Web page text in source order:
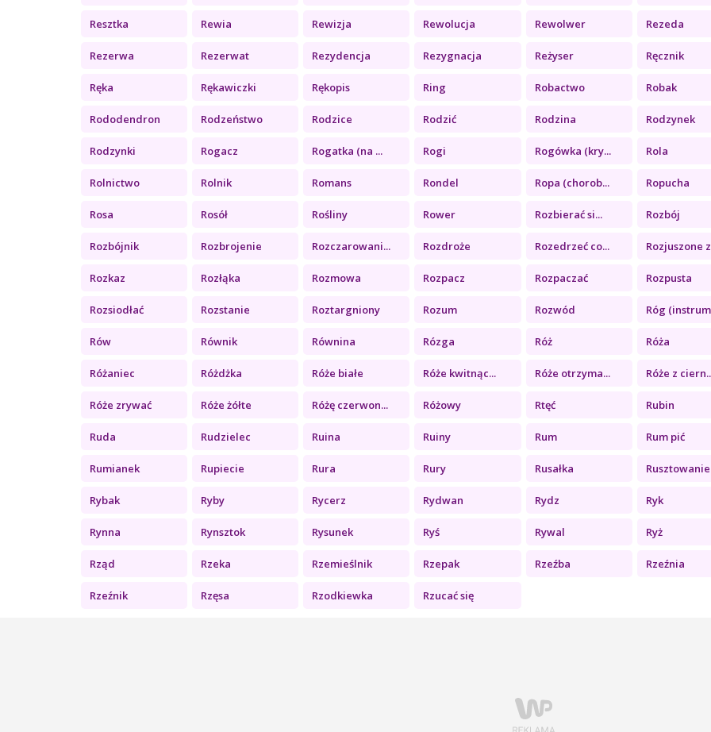
Resztka Rewia Rewizja Rewolucja Rewolwer Rezeda
Rezerwa Rezerwat Rezydencja Rezygnacja Reżyser Ręcznik
Ręka Rękawiczki Rękopis Ring Robactwo Robak
Rododendron Rodzeństwo Rodzice Rodzić Rodzina Rodzynek
Rodzynki Rogacz Rogatka (na ... Rogi Rogówka (kry... Rola
Rolnictwo Rolnik Romans Rondel Ropa (chorob... Ropucha
Rosa Rosół Rośliny Rower Rozbierać si... Rozbój
Rozbójnik Rozbrojenie Rozczarowani... Rozdroże Rozedrzeć co... Rozjuszone
Rozkaz Rozłąka Rozmowa Rozpacz Rozpaczać Rozpusta
Rozsiodłać Rozstanie Roztargniony Rozum Rozwód Róg
Rów Równik Równina Rózga Róż Róża
Różaniec Różdżka Róże białe Róże kwitnąc... Róże otrzyma... Róże z
Róże zrywać Róże żółte Różę czerwon... Różowy Rtęć Rubin
Ruda Rudzielec Ruina Ruiny Rum Rum pić
Rumianek Rupiecie Rura Rury Rusałka Rusztowanie
Rybak Ryby Rycerz Rydwan Rydz Ryk
Rynna Rynsztok Rysunek Ryś Rywal Ryż
Rząd Rzeka Rzemieślnik Rzepak Rzeźba Rzeźnia
Rzeźnik Rzęsa Rzodkiewka Rzucać się